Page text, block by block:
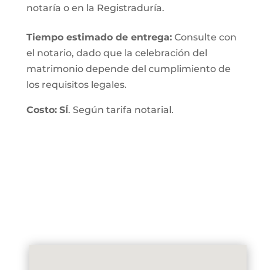
notaría o en la Registraduría.
Tiempo estimado de entrega:Consulte con
el notario, dado que la celebración del
matrimonio depende del cumplimiento de
los requisitos legales.
Costo: SÍ. Según tarifa notarial.